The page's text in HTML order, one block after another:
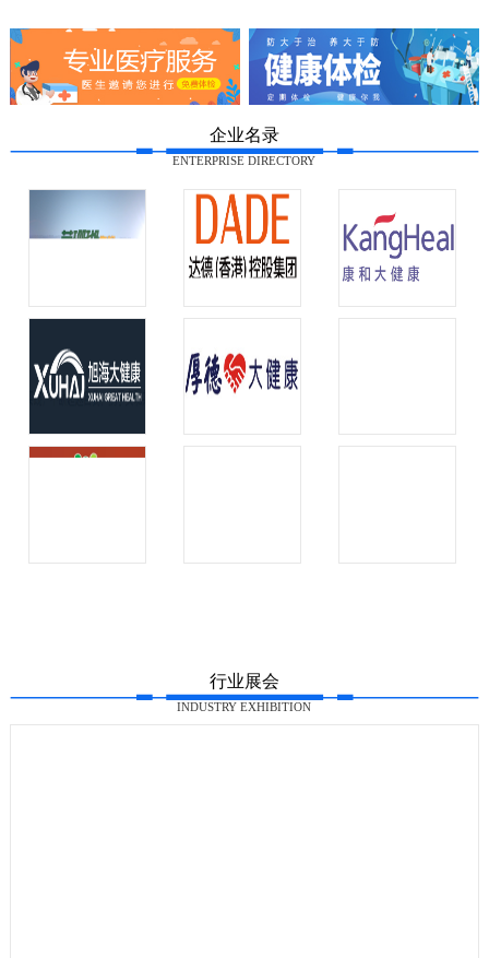
企业名录
ENTERPRISE DIRECTORY
行业展会
INDUSTRY EXHIBITION